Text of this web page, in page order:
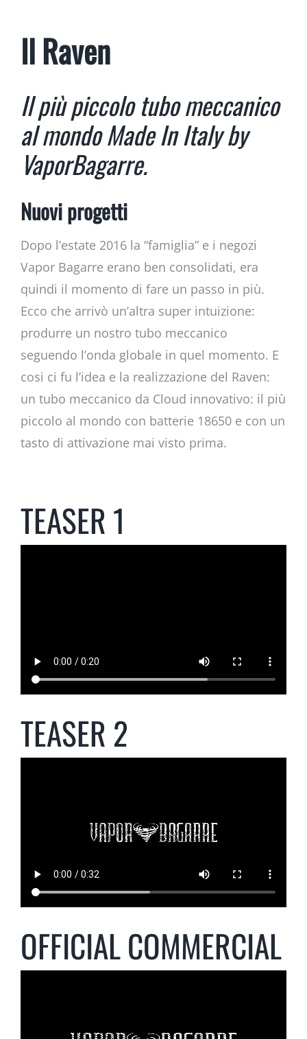
Il Raven
Il più piccolo tubo meccanico
al mondo Made In Italy by
VaporBagarre.
Nuovi progetti
Dopo l’estate 2016 la “famiglia” e i negozi
Vapor Bagarre erano ben consolidati, era
quindi il momento di fare un passo in più.
Ecco che arrivò un’altra super intuizione:
produrre un nostro tubo meccanico
seguendo l’onda globale in quel momento. E
cosi ci fu l’idea e la realizzazione del Raven:
un tubo meccanico da Cloud innovativo: il più
piccolo al mondo con batterie 18650 e con un
tasto di attivazione mai visto prima.
TEASER 1
TEASER 2
OFFICIAL COMMERCIAL